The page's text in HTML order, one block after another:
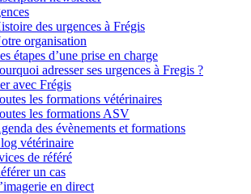
des urgences à Frégis
organisation
étapes d’une prise en charge
adresser ses urgences à Fregis ?
avec Frégis
les formations vétérinaires
les formations ASV
des évènements et formations
vétérinaire
de référé
un cas
en direct